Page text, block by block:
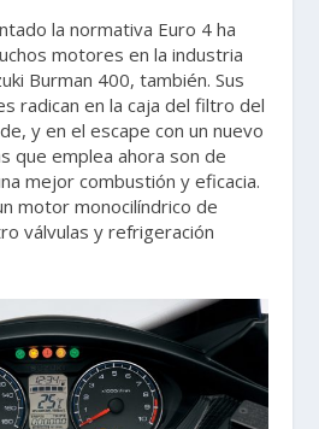
la normativa Euro 4 ha
motores en la industria
Burman 400, también. Sus
radican en la caja del filtro del
y en el escape con un nuevo
que emplea ahora son de
mejor combustión y eficacia.
motor monocilíndrico de
válvulas y refrigeración